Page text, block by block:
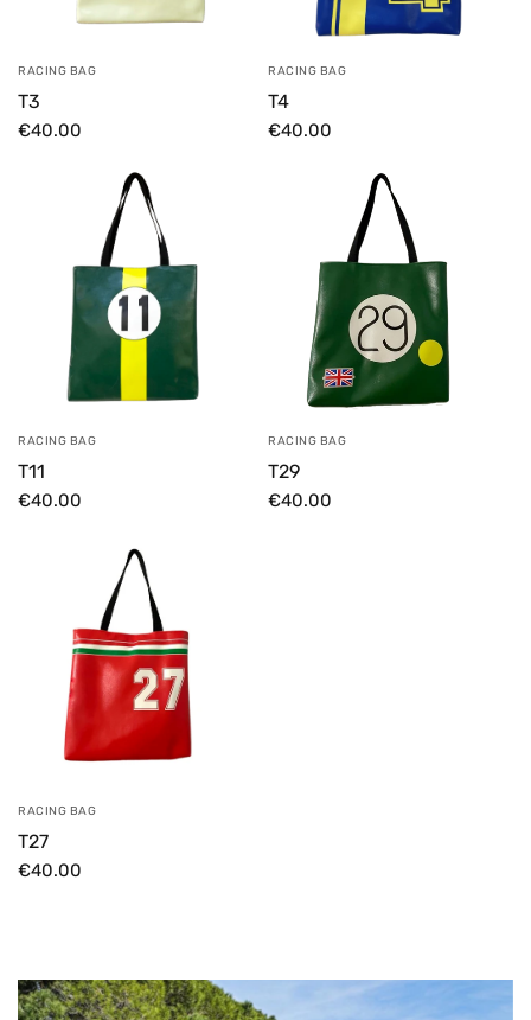
RACING BAG
T3
€40.00
RACING BAG
T4
€40.00
RACING BAG
T11
€40.00
RACING BAG
T29
€40.00
RACING BAG
T27
€40.00